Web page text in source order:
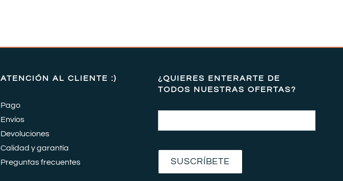
ATENCIÓN AL CLIENTE :)
Pago
Envíos
Devoluciones
Calidad y garantía
Preguntas frecuentes
¿QUIERES ENTERARTE DE
TODOS NUESTRAS OFERTAS?
SUSCRÍBETE